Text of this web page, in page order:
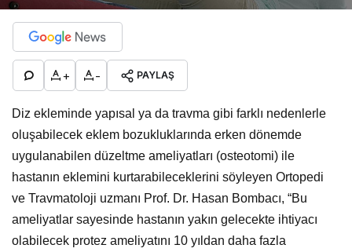
+ - PAYLAŞ
Diz ekleminde yapısal ya da travma gibi farklı nedenlerle
oluşabilecek eklem bozukluklarında erken dönemde
uygulanabilen düzeltme ameliyatları (osteotomi) ile
hastanın eklemini kurtarabileceklerini söyleyen Ortopedi
ve Travmatoloji uzmanı Prof. Dr. Hasan Bombacı, “Bu
ameliyatlar sayesinde hastanın yakın gelecekte ihtiyacı
olabilecek protez ameliyatını 10 yıldan daha fazla